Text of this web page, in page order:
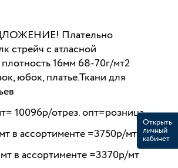
Плательно
стрейч с атласной
16мм 68-70г/мт2
юбок, платье.Ткани для
10096р/отрез. опт=розница
в ассортименте =3750р/мт
в ассортименте =3370р/мт
Открыть
личный
кабинет